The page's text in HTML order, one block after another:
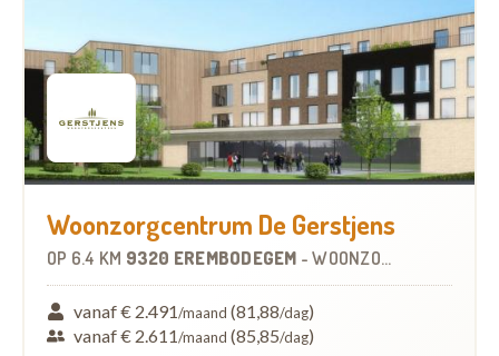
Woonzorgcentrum De Gerstjens
OP 6.4 KM 9320 EREMBODEGEM -WOONZORGCENTRUM (WZC)
vanaf € 2.491/maand (81,88/dag)
vanaf € 2.611/maand (85,85/dag)